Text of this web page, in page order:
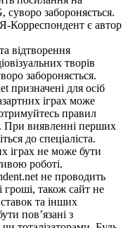
суворо забороняється.
Корреспондент є автор
відтворення
творів
забороняється.
призначені для осіб
іграх може
правил
При виявленні перших
до спеціаліста.
іграх не може бути
роботі.
не проводить
гроші, також сайт не
та інших
пов’язані з